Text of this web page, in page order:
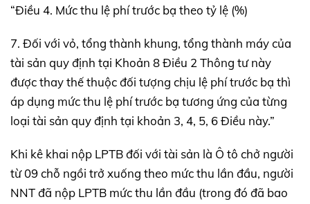
“Điều 4. Mức thu lệ phí trước bạ theo tỷ lệ (%)
7. Đối với vỏ, tổng thành khung, tổng thành máy của
tài sản quy định tại Khoản 8 Điều 2 Thông tư này
được thay thế thuộc đối tượng chịu lệ phí trước bạ thì
áp dụng mức thu lệ phí trước bạ tương ứng của từng
loại tài sản quy định tại khoản 3, 4, 5, 6 Điều này.”
Khi kê khai nộp LPTB đối với tài sản là Ô tô chở người
từ 09 chỗ ngồi trở xuống theo mức thu lần đầu, người
NNT đã nộp LPTB mức thu lần đầu (trong đó đã bao